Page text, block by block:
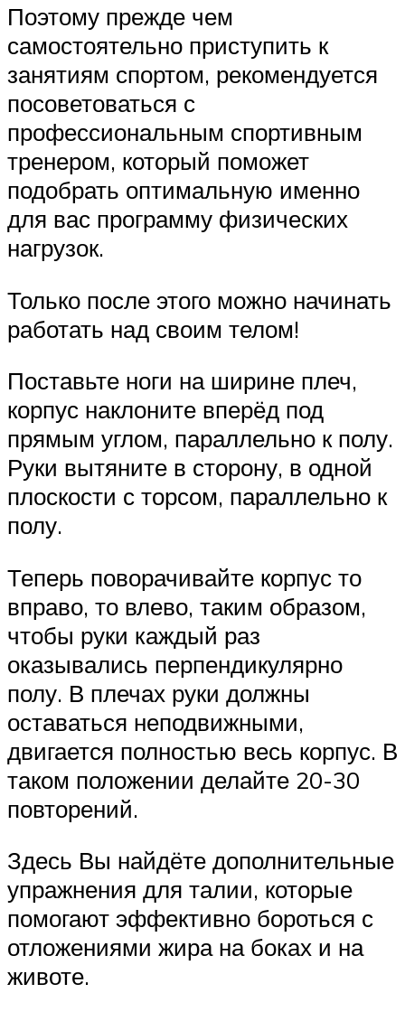
Поэтому прежде чем
самостоятельно приступить к
занятиям спортом, рекомендуется
посоветоваться с
профессиональным спортивным
тренером, который поможет
подобрать оптимальную именно
для вас программу физических
нагрузок.
Только после этого можно начинать
работать над своим телом!
Поставьте ноги на ширине плеч,
корпус наклоните вперёд под
прямым углом, параллельно к полу.
Руки вытяните в сторону, в одной
плоскости с торсом, параллельно к
полу.
Теперь поворачивайте корпус то
вправо, то влево, таким образом,
чтобы руки каждый раз
оказывались перпендикулярно
полу. В плечах руки должны
оставаться неподвижными,
двигается полностью весь корпус. В
таком положении делайте 20-30
повторений.
Здесь Вы найдёте дополнительные
упражнения для талии, которые
помогают эффективно бороться с
отложениями жира на боках и на
животе.